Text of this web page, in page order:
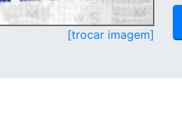
[trocar imagem]